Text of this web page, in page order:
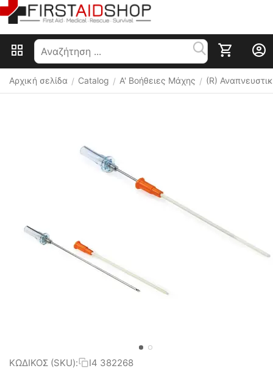
Αρχική σελίδα / Catalog / Α' Βοήθειες Μάχης / (R)
ΚΩΔΙΚΟΣ (SKU): I4 382268